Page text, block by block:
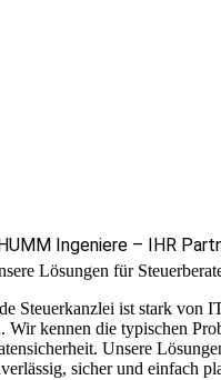
Ingeniere – IHR
Lösungen für
Steuerkanzlei ist stark von
Wir kennen die typischen
Unsere
sicher und einfach